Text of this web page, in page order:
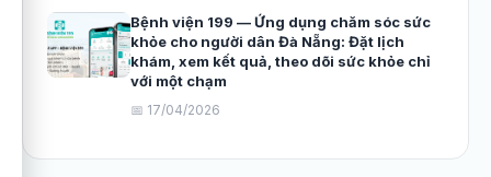
Bệnh viện 199 — Ứng dụng chăm sóc sức
khỏe cho người dân Đà Nẵng: Đặt lịch
khám, xem kết quả, theo dõi sức khỏe chỉ
với một chạm
📅 17/04/2026